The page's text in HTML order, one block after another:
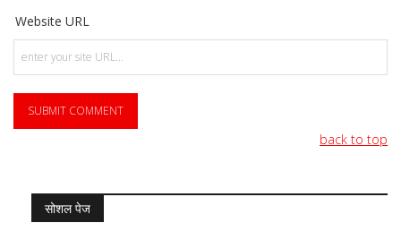
Website URL
back to top
सोशल पेज